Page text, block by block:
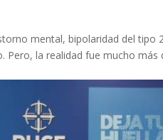
mental, bipolaridad del tipo
la realidad fue mucho